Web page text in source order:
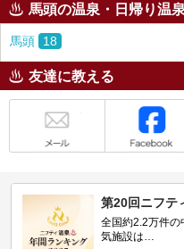
馬頭の温泉・日帰り温
馬頭 18
友達に教える
第20回ニフテ
全国約2.2万件の
気施設は…